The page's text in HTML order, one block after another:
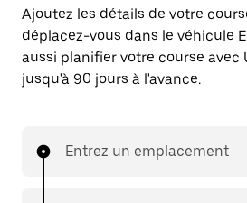
Ajoutez les détails de votre
déplacez-vous dans le véhicule
aussi planifier votre course avec
jusqu'à 90 jours à l'avance.
Entrez un emplacement